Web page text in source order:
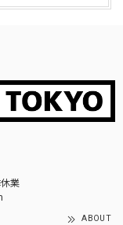
業
ABOUT